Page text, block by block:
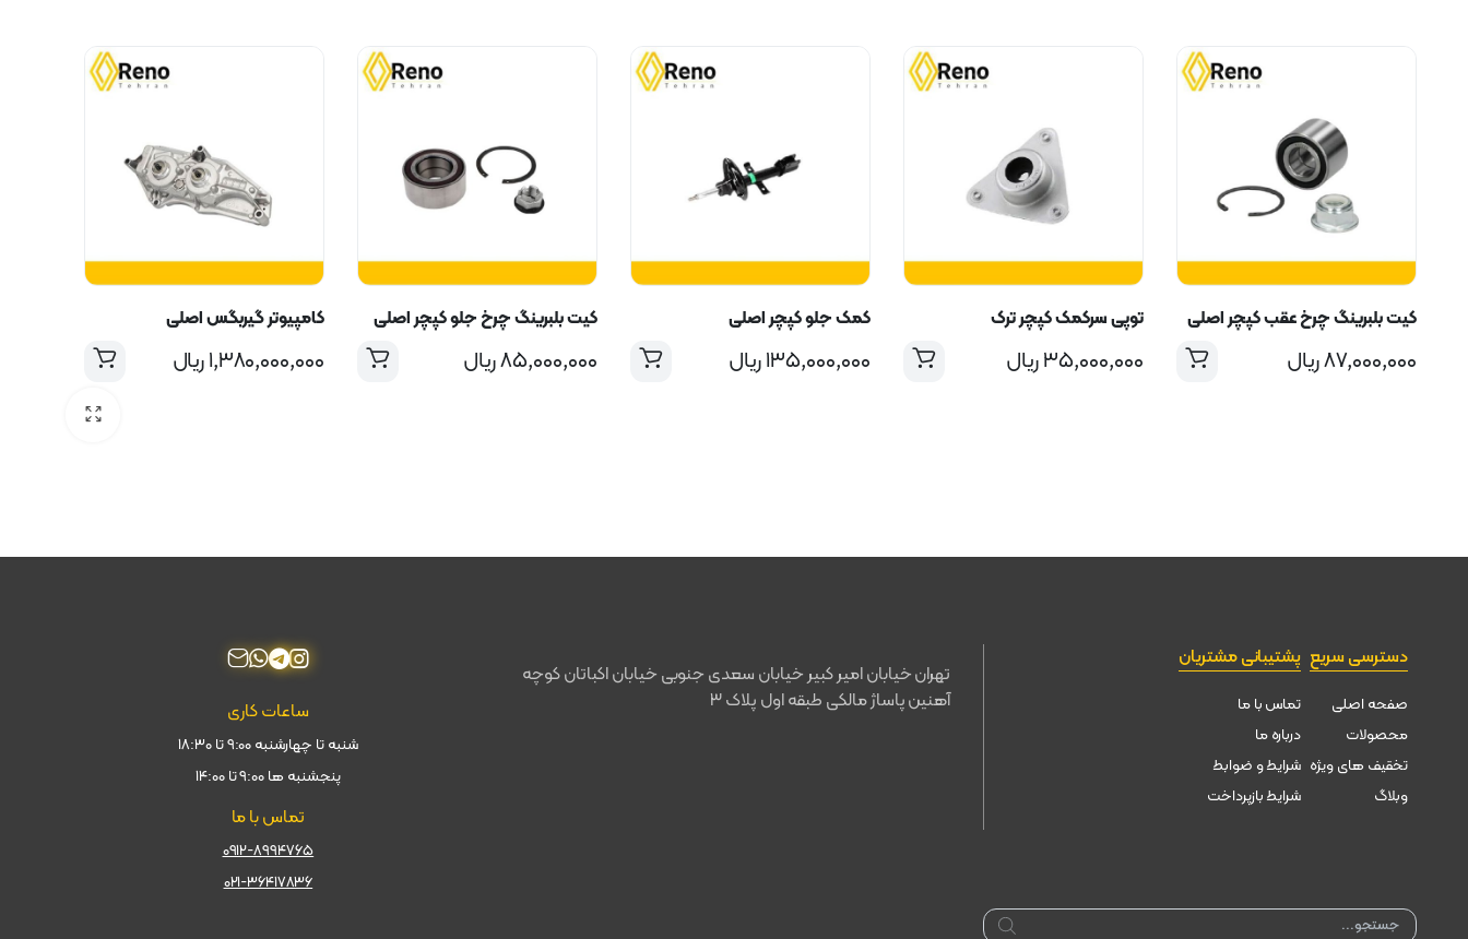
کیت بلبرینگ چرخ عقب کپچر اصلی
۸۷,۰۰۰,۰۰۰ریال
توپی سرکمک کپچر ترک
۳۵,۰۰۰,۰۰۰ریال
کمک جلو کپچر اصلی
۱۳۵,۰۰۰,۰۰۰ریال
کیت بلبرینگ چرخ جلو کپچر اصلی
۸۵,۰۰۰,۰۰۰ریال
کامپیوتر گیربگس اصلی
۱,۳۸۰,۰۰۰,۰۰۰ریال
دسترسی سریع
صفحه اصلی
محصولات
تخقیف های ویژه
وبلاگ
پشتیبانی مشتریان
تماس با ما
درباره ما
شرایط و ضوابط
شرایط بازپرداخت
Products
تهران خیابان امیر کبیر خیابان سعدی جنوبی خیابان اکباتان کوچه
آهنین پاساژ مالکی طبقه اول پلاک ۳
ساعات کاری
شنبه تا چهارشنبه ۹:۰۰ تا ۱۸:۳۰
پنجشنبه ها ۹:۰۰ تا ۱۴:۰۰
تماس با ما
۰۹۱۲-۸۹۹۴۷۶۵
۰۲۱-۳۶۴۱۷۸۳۶